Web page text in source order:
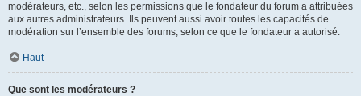
modérateurs, etc., selon les permissions que le fondateur du forum a attribuées
aux autres administrateurs. Ils peuvent aussi avoir toutes les capacités de
modération sur l’ensemble des forums, selon ce que le fondateur a autorisé.
Haut
Que sont les modérateurs ?